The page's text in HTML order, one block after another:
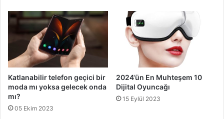
Katlanabilir telefon geçici bir
moda mı yoksa gelecek onda
mı?
05 Ekim 2023
2024’ün En Muhteşem 10
Dijital Oyuncağı
15 Eylül 2023